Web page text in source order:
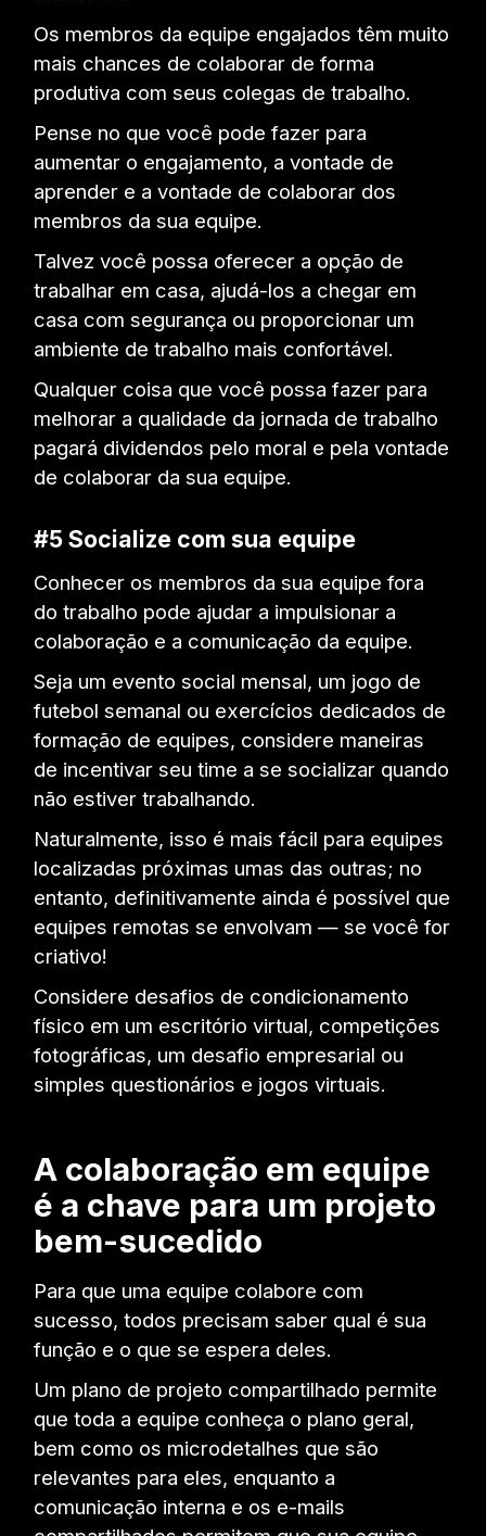
Os membros da equipe engajados têm muito
mais chances de colaborar de forma
produtiva com seus colegas de trabalho.
Pense no que você pode fazer para
aumentar o engajamento, a vontade de
aprender e a vontade de colaborar dos
membros da sua equipe.
Talvez você possa oferecer a opção de
trabalhar em casa, ajudá-los a chegar em
casa com segurança ou proporcionar um
ambiente de trabalho mais confortável.
Qualquer coisa que você possa fazer para
melhorar a qualidade da jornada de trabalho
pagará dividendos pelo moral e pela vontade
de colaborar da sua equipe.
#5 Socialize com sua equipe
Conhecer os membros da sua equipe fora
do trabalho pode ajudar a impulsionar a
colaboração e a comunicação da equipe.
Seja um evento social mensal, um jogo de
futebol semanal ou exercícios dedicados de
formação de equipes, considere maneiras
de incentivar seu time a se socializar quando
não estiver trabalhando.
Naturalmente, isso é mais fácil para equipes
localizadas próximas umas das outras; no
entanto, definitivamente ainda é possível que
equipes remotas se envolvam — se você for
criativo!
Considere desafios de condicionamento
físico em um escritório virtual, competições
fotográficas, um desafio empresarial ou
simples questionários e jogos virtuais.
A colaboração em equipe
é a chave para um projeto
bem-sucedido
Para que uma equipe colabore com
sucesso, todos precisam saber qual é sua
função e o que se espera deles.
Um plano de projeto compartilhado permite
que toda a equipe conheça o plano geral,
bem como os microdetalhes que são
relevantes para eles, enquanto a
comunicação interna e os e-mails